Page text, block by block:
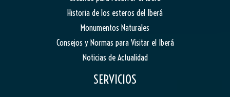
Historia de los esteros del Iberá
Monumentos Naturales
Consejos y Normas para Visitar el Iberá
Noticias de Actualidad
SERVICIOS